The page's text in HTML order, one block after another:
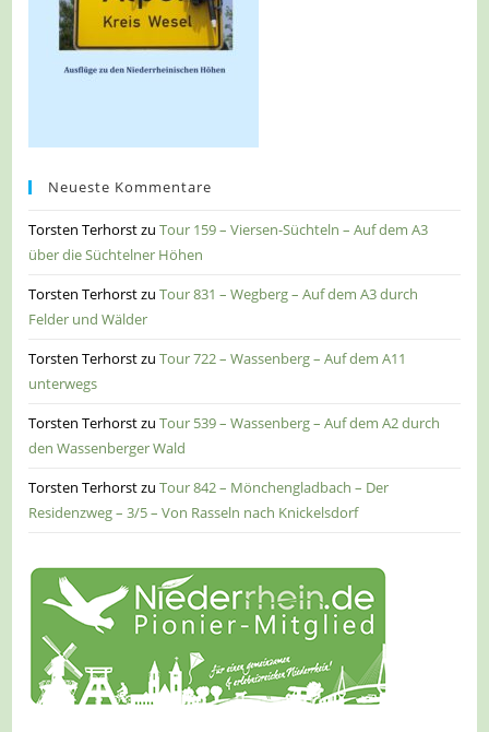
Neueste Kommentare
Torsten TerhorstzuTour 159 – Viersen-Süchteln – Auf dem A3
über die Süchtelner Höhen
Torsten TerhorstzuTour 831 – Wegberg – Auf dem A3 durch
Felder und Wälder
Torsten TerhorstzuTour 722 – Wassenberg – Auf dem A11
unterwegs
Torsten TerhorstzuTour 539 – Wassenberg – Auf dem A2 durch
den Wassenberger Wald
Torsten TerhorstzuTour 842 – Mönchengladbach – Der
Residenzweg – 3/5 – Von Rasseln nach Knickelsdorf